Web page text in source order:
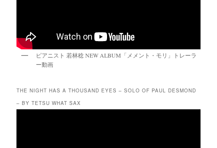
ピアニスト 若林稔 NEW ALBUM「メメント・モリ」トレーラ
ー動画
THE NIGHT HAS A THOUSAND EYES – SOLO OF PAUL DESMOND
– BY TETSU WHAT SAX